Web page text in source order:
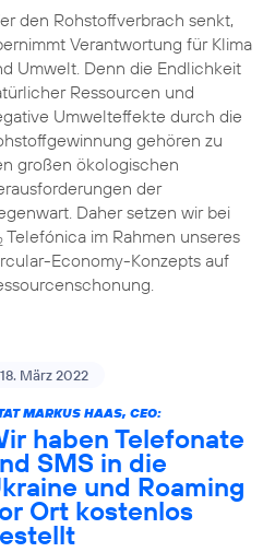
den Rohstoffverbrach senkt,
Verantwortung für Klima
Umwelt. Denn die Endlichkeit
Ressourcen und
Umwelteffekte durch die
gehören zu
großen ökologischen
der
Daher setzen wir bei
Telefónica im Rahmen unseres
Economy-Konzepts auf
18. März 2022
MARKUS HAAS, CEO:
haben Telefonate
SMS in die
und Roaming
Ort kostenlos